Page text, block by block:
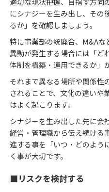
にシナジーを生み出し、その
るか」を確認しましょう。
特に事業部の統廃合、M&A
異動が発生する場合には「ど
体制を構築・運用できるか」
それまで異なる場所や関係性
されることで、文化の違いや
はよく起こります。
シナジーを生み出した先に会
経営・管理職から伝え続ける
進する事を「いつ・どのよう
く事が大切です。
■リスクを検討する